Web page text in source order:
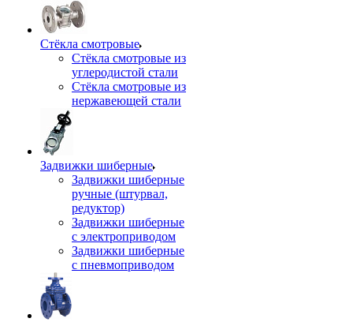
Стёкла смотровые
Стёкла смотровые из
углеродистой стали
Стёкла смотровые из
нержавеющей стали
Задвижки шиберные
Задвижки шиберные
ручные (штурвал,
редуктор)
Задвижки шиберные
с электроприводом
Задвижки шиберные
с пневмоприводом